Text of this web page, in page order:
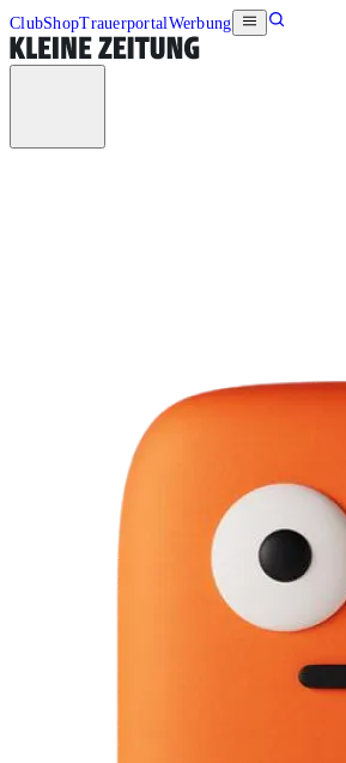
ClubShopTrauerportalWerbung